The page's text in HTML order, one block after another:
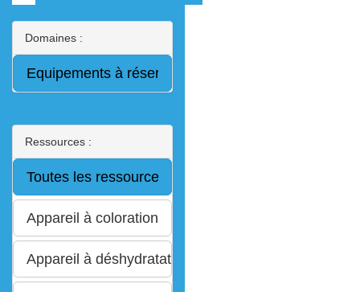
Domaines :
Ressources :